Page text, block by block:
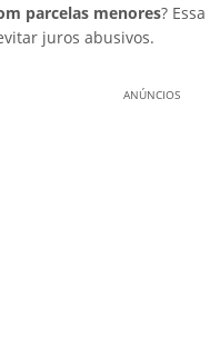
parcelas menores?
juros abusivos.
ANÚNCIOS